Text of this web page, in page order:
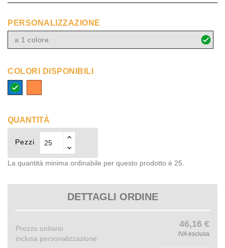
PERSONALIZZAZIONE
a 1 colore
COLORI DISPONIBILI
blu
QUANTITÀ
Pezzi
La quantità minima ordinabile per questo prodotto è 25.
DETTAGLI ORDINE
Prezzo unitario
inclusa personalizzazione
46,16 €
IVA esclusa